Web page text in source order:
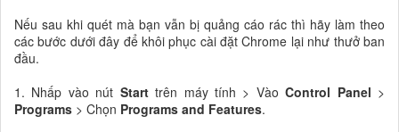
Nếu sau khi quét mà bạn vẫn bị quảng cáo rác thì hãy làm theo
các bước dưới đây để khôi phục cài đặt Chrome lại như thưở ban
đầu.
1. Nhấp vào nút Starttrên máy tính > VàoControl Panel >
Programs > Chọn Programs and Features.